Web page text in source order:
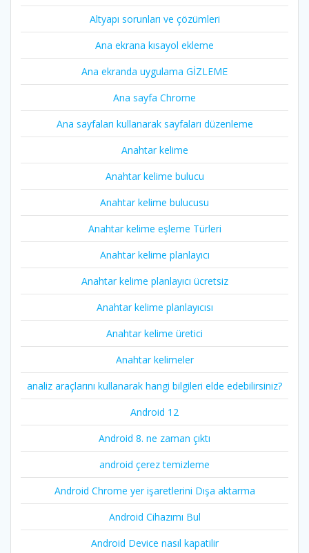
Altyapı sorunları ve çözümleri
Ana ekrana kısayol ekleme
Ana ekranda uygulama GİZLEME
Ana sayfa Chrome
Ana sayfaları kullanarak sayfaları düzenleme
Anahtar kelime
Anahtar kelime bulucu
Anahtar kelime bulucusu
Anahtar kelime eşleme Türleri
Anahtar kelime planlayıcı
Anahtar kelime planlayıcı ücretsiz
Anahtar kelime planlayıcısı
Anahtar kelime üretici
Anahtar kelimeler
analiz araçlarını kullanarak hangi bilgileri elde edebilirsiniz?
Android 12
Android 8. ne zaman çıktı
android çerez temizleme
Android Chrome yer işaretlerini Dışa aktarma
Android Cihazımı Bul
Android Device nasıl kapatilir